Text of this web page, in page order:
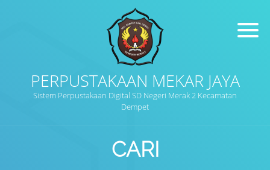
PERPUSTAKAAN MEKAR JAYA
Sistem Perpustakaan Digital SD Negeri Merak 2 Kecamatan
Dempet
CARI